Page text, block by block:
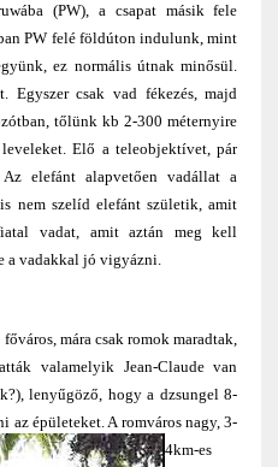
(PW), a csapat másik fele
PW felé földúton indulunk, mint
ez normális útnak minősül.
Egyszer csak vad fékezés, majd
tőlünk kb 2-300 méternyire
Elő a teleobjektívet, pár
elefánt alapvetően vadállat a
nem szelíd elefánt születik, amit
vadat, amit aztán meg kell
a vadakkal jó vigyázni.
mára csak romok maradtak,
valamelyik Jean-Claude van
lenyűgöző, hogy a dzsungel 8-
az épületeket. A romváros nagy,3-
4km-es